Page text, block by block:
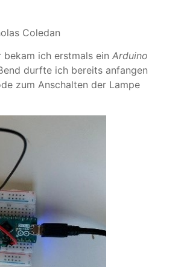
Coledan
ich erstmals ein Arduino
durfte ich bereits anfangen
zum Anschalten der Lampe